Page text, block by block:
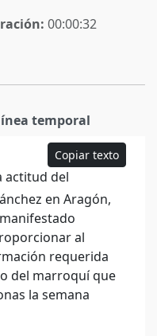
00:00:32
temporal
Copiar texto
actitud del
en Aragón,
al
requerida
del marroquí que
la semana